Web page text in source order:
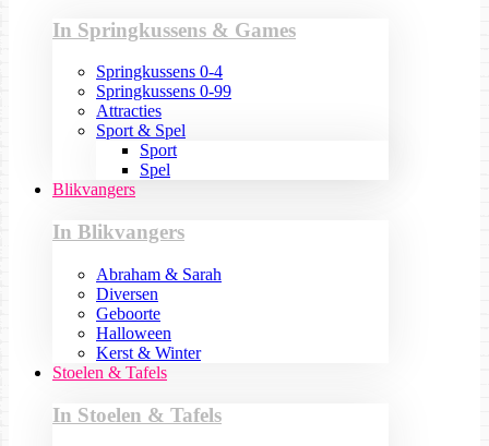
In Springkussens & Games
Springkussens 0-4
Springkussens 0-99
Attracties
Sport & Spel
Sport
Spel
Blikvangers
In Blikvangers
Abraham & Sarah
Diversen
Geboorte
Halloween
Kerst & Winter
Stoelen & Tafels
In Stoelen & Tafels